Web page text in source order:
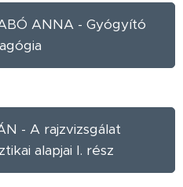
ANNA - Gyógyító
- A rajzvizsgálat
alapjai I. rész